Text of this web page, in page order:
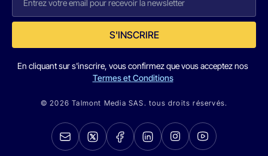
S'INSCRIRE
En cliquant sur s'inscrire, vous confirmez que vous acceptez nos
Termes et Conditions
© 2026 Talmont Media SAS. tous droits réservés.